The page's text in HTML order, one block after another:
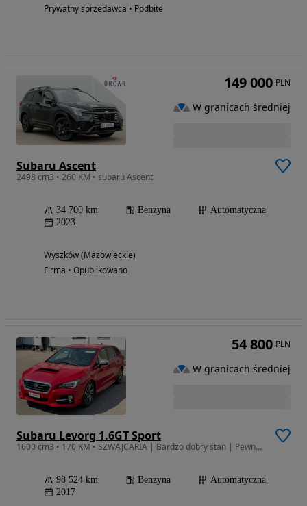
Prywatny sprzedawca • Podbite
Subaru Ascent
2498 cm3 • 260 KM • subaru Ascent
34 700 km Benzyna
Automatyczna
2023
Wyszków (Mazowieckie)
Firma • Opublikowano
149 000 PLN
W granicach średniej
Subaru Levorg 1.6GT Sport
1600 cm3 • 170 KM • SZWAJCARIA | Bardzo dobry stan | Pewne auto | Potwierdzona historia
98 524 km Benzyna
Automatyczna
2017
54 800 PLN
W granicach średniej